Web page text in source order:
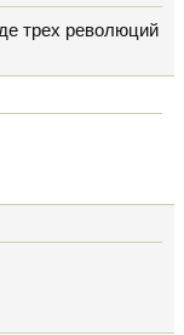
трех революций